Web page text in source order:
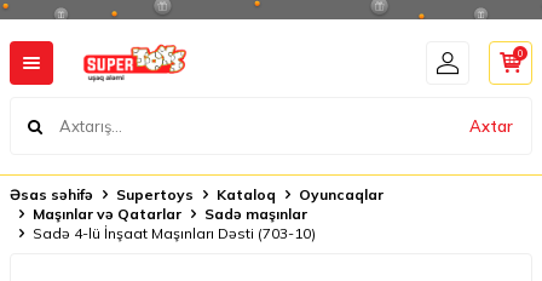
Axtar
0
Əsas səhifə Supertoys Kataloq
Oyuncaqlar
Maşınlar və Qatarlar
Sadə maşınlar
Sadə 4-lü İnşaat Maşınları Dəsti (703-10)